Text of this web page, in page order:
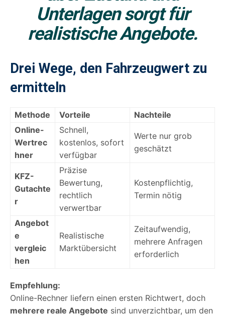
Unterlagen sorgt für
realistische Angebote.
Drei Wege, den Fahrzeugwert zu
ermitteln
Methode Vorteile
Nachteile
Online-
Wertrec
hner
Schnell,
kostenlos, sofort
verfügbar
Werte nur grob
geschätzt
KFZ-
Gutachte
r
Präzise
Bewertung,
rechtlich
verwertbar
Kostenpflichtig,
Termin nötig
Angebot
e
vergleic
hen
Realistische
Marktübersicht
Zeitaufwendig,
mehrere Anfragen
erforderlich
Empfehlung:
Online-Rechner liefern einen ersten Richtwert, doch
mehrere reale Angebote sind unverzichtbar, um den